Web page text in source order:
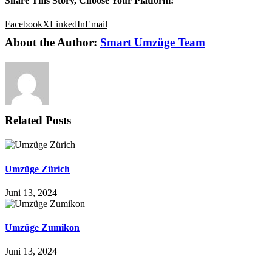
FacebookXLinkedInEmail
About the Author: Smart Umzüge Team
Related Posts
Umzüge Zürich
Juni 13, 2024
Umzüge Zumikon
Juni 13, 2024